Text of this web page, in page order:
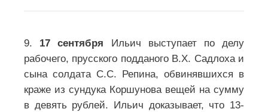
9. 17 сентября Ильич выступает по делу
рабочего, прусского подданого В.Х. Садлоха и
сына солдата С.С. Репина, обвинявшихся в
краже из сундука Коршунова вещей на сумму
в девять рублей. Ильич доказывает, что 13-